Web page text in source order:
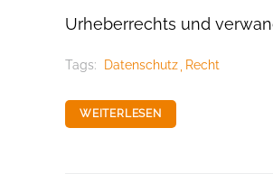
Urheberrechts und
Tags: Datenschutz Recht
WEITERLESEN